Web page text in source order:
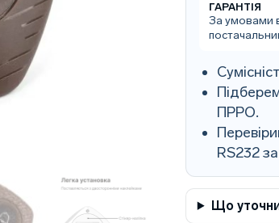
ГАРАНТІЯ
За умовами
ПРРО.
RS232
Що